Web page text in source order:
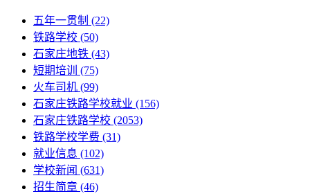
五年一贯制 (22)
铁路学校 (50)
石家庄地铁 (43)
短期培训
(75)
火车司机 (99)
石家庄铁路学校就业 (156)
石家庄铁路学校 (2053)
铁路学校学费 (31)
就业信息 (102)
学校新闻 (631)
招生简章 (46)